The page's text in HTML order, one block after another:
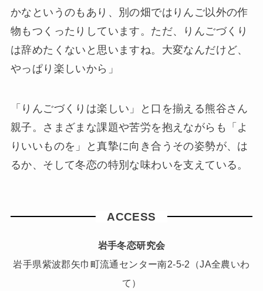
かなというのもあり、別の畑ではりんご以外の作
物もつくったりしています。ただ、りんごづくり
は辞めたくないと思いますね。大変なんだけど、
やっぱり楽しいから」
「りんごづくりは楽しい」と口を揃える熊谷さん
親子。さまざまな課題や苦労を抱えながらも「よ
りいいものを」と真摯に向き合うその姿勢が、は
るか、そして冬恋の特別な味わいを支えている。
ACCESS
岩手冬恋研究会
岩手県紫波郡矢巾町流通センター南2-5-2（JA全農いわ
て）